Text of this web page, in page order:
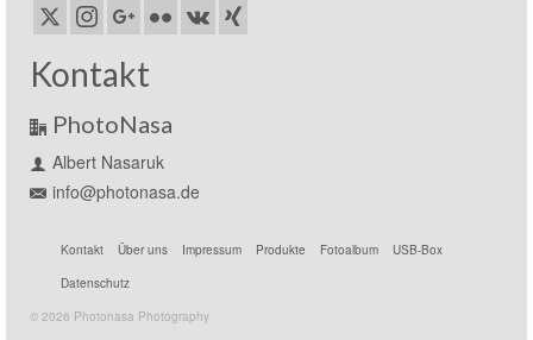
Kontakt
PhotoNasa
Albert Nasaruk
info@photonasa.de
Kontakt Über uns Impressum Produkte Fotoalbum
USB-Box
Datenschutz
© 2026 Photonasa Photography